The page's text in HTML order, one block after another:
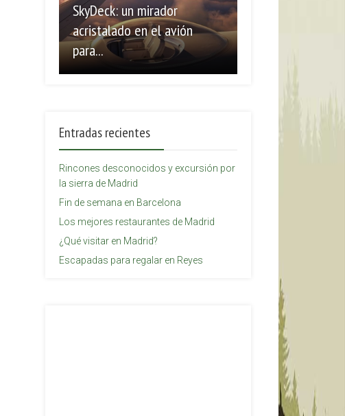
SkyDeck: un mirador
acristalado en el avión
para...
Entradas recientes
Rincones desconocidos y excursión por
la sierra de Madrid
Fin de semana en Barcelona
Los mejores restaurantes de Madrid
¿Qué visitar en Madrid?
Escapadas para regalar en Reyes